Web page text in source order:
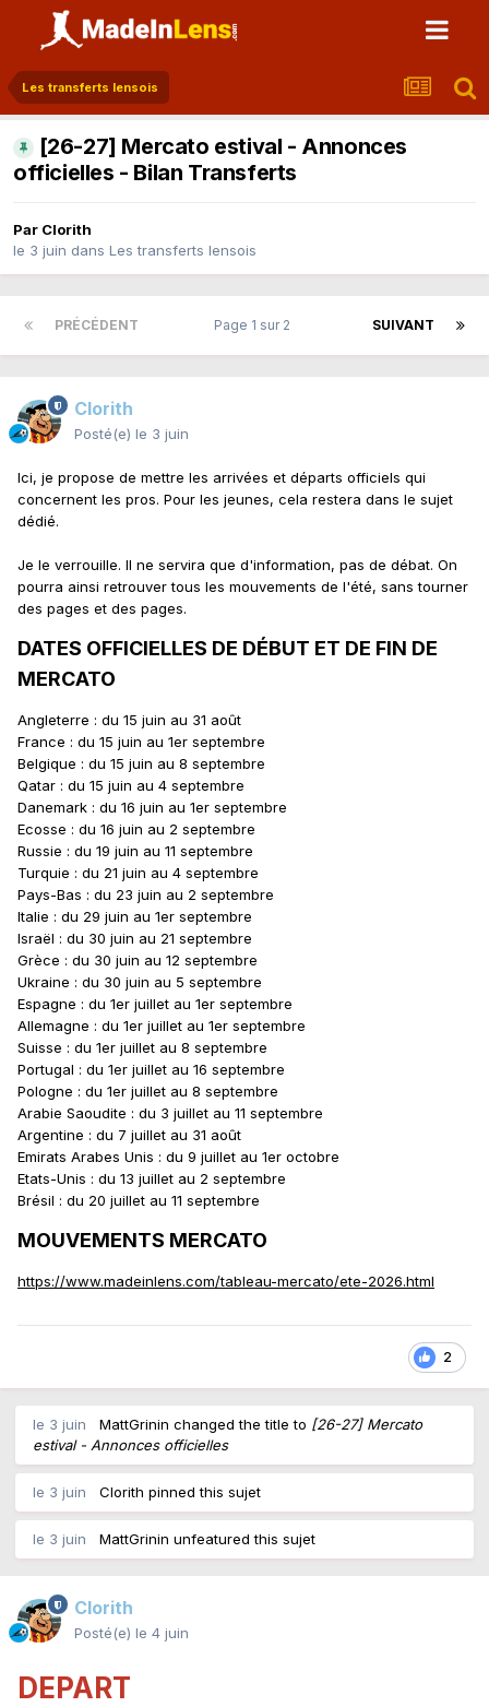
Les transferts lensois
[26-27] Mercato estival - Annonces
officielles - Bilan Transferts
Par Clorith
le 3 juin dans Les transferts lensois
PRÉCÉDENT SUIVANT
Page 1 sur 2
Clorith
Posté(e) le 3 juin
Ici, je propose de mettre les arrivées et départs officiels qui
concernent les pros. Pour les jeunes, cela restera dans le sujet
dédié.
Je le verrouille. Il ne servira que d'information, pas de débat. On
pourra ainsi retrouver tous les mouvements de l'été, sans tourner
des pages et des pages.
DATES OFFICIELLES DE DÉBUT ET DE FIN DE
MERCATO
Angleterre : du 15 juin au 31 août
France : du 15 juin au 1er septembre
Belgique : du 15 juin au 8 septembre
Qatar : du 15 juin au 4 septembre
Danemark : du 16 juin au 1er septembre
Ecosse : du 16 juin au 2 septembre
Russie : du 19 juin au 11 septembre
Turquie : du 21 juin au 4 septembre
Pays-Bas : du 23 juin au 2 septembre
Italie : du 29 juin au 1er septembre
Israël : du 30 juin au 21 septembre
Grèce : du 30 juin au 12 septembre
Ukraine : du 30 juin au 5 septembre
Espagne : du 1er juillet au 1er septembre
Allemagne : du 1er juillet au 1er septembre
Suisse : du 1er juillet au 8 septembre
Portugal : du 1er juillet au 16 septembre
Pologne : du 1er juillet au 8 septembre
Arabie Saoudite : du 3 juillet au 11 septembre
Argentine : du 7 juillet au 31 août
Emirats Arabes Unis : du 9 juillet au 1er octobre
Etats-Unis : du 13 juillet au 2 septembre
Brésil : du 20 juillet au 11 septembre
MOUVEMENTS MERCATO
https://www.madeinlens.com/tableau-mercato/ete-2026.html
2
le 3 juin MattGrinin changed the title to [26-27] Mercato
estival - Annonces officielles
le 3 juin Clorith pinned this sujet
le 3 juin MattGrinin unfeatured this sujet
Clorith
Posté(e) le 4 juin
DEPART